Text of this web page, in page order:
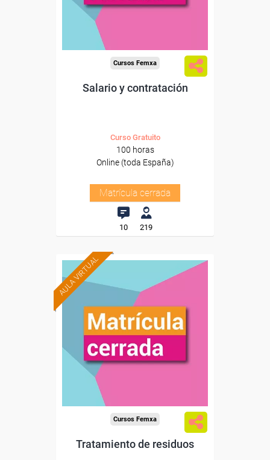
Cursos Femxa
Salario y contratación
Curso Gratuito
100 horas
Online (toda España)
Matrícula cerrada
10 219
AULA VIRTUAL
Cursos Femxa
Tratamiento de residuos